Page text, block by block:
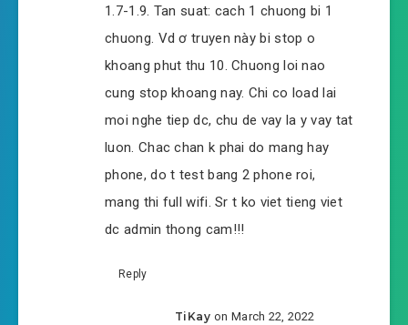
#45: Chương 45 công viên giải trí
#46: Chương 46 công viên giải trí
#47: Chương 47 công viên giải trí
#48: Chương 48 công viên giải trí
#49: 44, công viên giải trí
#50: 45, công viên giải trí
1.7-1.9. Tan suat: cach 1 chuong bi 1
chuong. Vd ơ truyen này bi stop o
khoang phut thu 10. Chuong loi nao
cung stop khoang nay. Chi co load lai
moi nghe tiep dc, chu de vay la y vay tat
luon. Chac chan k phai do mang hay
phone, do t test bang 2 phone roi,
mang thi full wifi. Sr t ko viet tieng viet
dc admin thong cam!!!
Reply
TiKay on March 22, 2022